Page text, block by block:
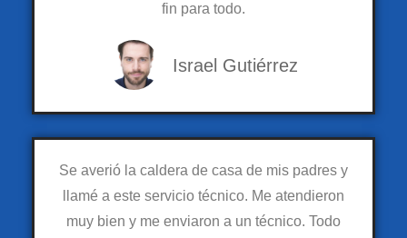
fin para todo.
Israel Gutiérrez
Se averió la caldera de casa de mis padres y
llamé a este servicio técnico. Me atendieron
muy bien y me enviaron a un técnico. Todo